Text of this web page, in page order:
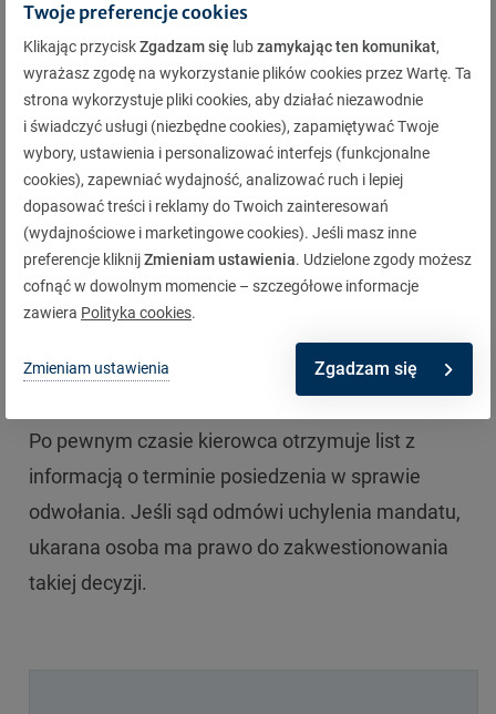
przygotować wniosek – wystarczy napisać go
samodzielnie. W dokumencie muszą znaleźć się
takie informacje, jak imię i nazwisko ukaranego
kierowcy, jego numer PESEL, miejsce
zamieszkania, seria i numer mandatu oraz opis
całego zdarzenia i okoliczności wyjaśniające
wniosek o uchylenie kary. Gotowe pismo trzeba
dostarczyć do sądu rejonowego właściwego dla
obszaru, w którym nałożono mandat – listem
poleconym na poczcie lub bezpośrednio w biurze
Po pewnym czasie kierowca otrzymuje list z
informacją o terminie posiedzenia w sprawie
odwołania. Jeśli sąd odmówi uchylenia mandatu,
ukarana osoba ma prawo do zakwestionowania
takiej decyzji.
Twoje preferencje cookies
Klikając przyciskZgadzam się lubzamykając ten komunikat,
wyrażasz zgodę na wykorzystanie plików cookies przez Wartę. Ta
strona wykorzystuje pliki cookies, aby działać niezawodnie
i świadczyć usługi (niezbędne cookies), zapamiętywać Twoje
wybory, ustawienia i personalizować interfejs (funkcjonalne
cookies), zapewniać wydajność, analizować ruch i lepiej
dopasować treści i reklamy do Twoich zainteresowań
(wydajnościowe i marketingowe cookies). Jeśli masz inne
preferencje kliknijZmieniam ustawienia. Udzielone zgody możesz
cofnąć w dowolnym momencie – szczegółowe informacje
zawiera Polityka cookies.
Zmieniam ustawienia Zgadzam się